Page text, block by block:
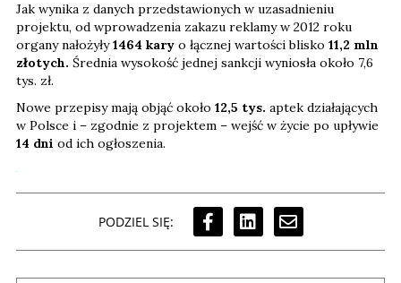
Jak wynika z danych przedstawionych w uzasadnieniu
projektu, od wprowadzenia zakazu reklamy w 2012 roku
organy nałożyły1464 kary o łącznej wartości blisko 11,2 mln
złotych. Średnia wysokość jednej sankcji wyniosła około 7,6
tys. zł.
Nowe przepisy mają objąć około 12,5 tys. aptek działających
w Polsce i – zgodnie z projektem – wejść w życie po upływie
14 dni od ich ogłoszenia.
PODZIEL SIĘ: